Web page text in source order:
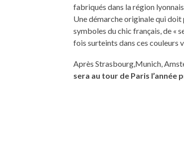
fabriqués dans la région
Une démarche originale qui
symboles du chic français, de «
fois surteints dans ces couleurs
Après Strasbourg,Munich,
sera au tour de Paris l’année